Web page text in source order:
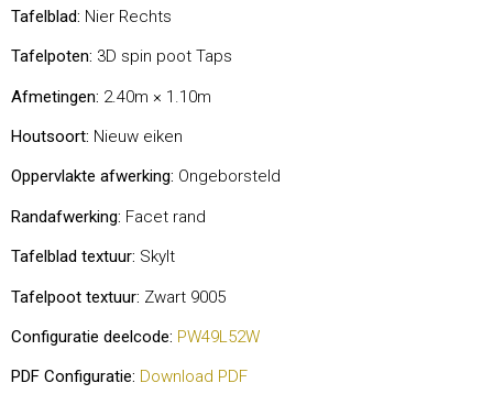
Tafelblad: Nier Rechts
Tafelpoten: 3D spin poot Taps
Afmetingen: 2.40m × 1.10m
Houtsoort: Nieuw eiken
Oppervlakte afwerking: Ongeborsteld
Randafwerking: Facet rand
Tafelblad textuur: Skylt
Tafelpoot textuur: Zwart 9005
Configuratie deelcode: PW49L52W
PDF Configuratie: Download PDF